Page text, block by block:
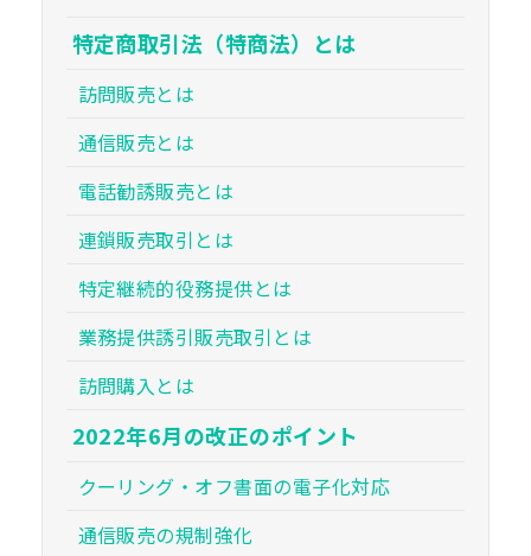
特定商取引法（特商法）とは
訪問販売とは
通信販売とは
電話勧誘販売とは
連鎖販売取引とは
特定継続的役務提供とは
業務提供誘引販売取引とは
訪問購入とは
2022年6月の改正のポイント
クーリング・オフ書面の電子化対応
通信販売の規制強化